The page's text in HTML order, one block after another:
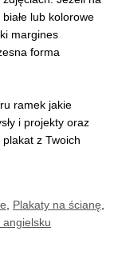
lub kolorowe
margines
forma
ramek jakie
i projekty oraz
z Twoich
, Plakaty na ścianę,